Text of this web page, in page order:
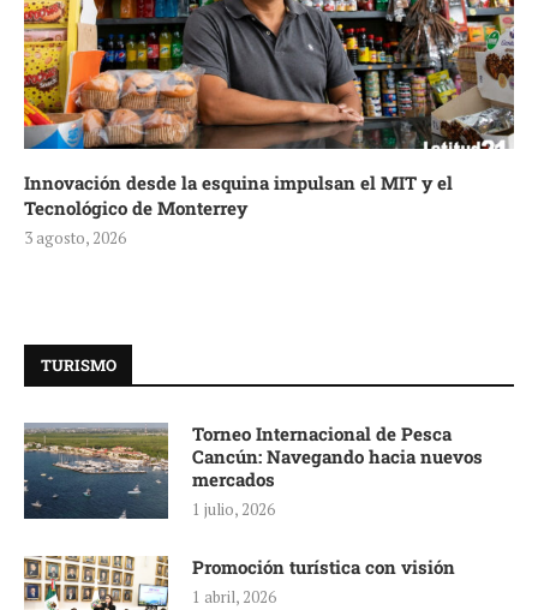
Innovación desde la esquina impulsan el MIT y el
Tecnológico de Monterrey
3 agosto, 2026
TURISMO
Torneo Internacional de Pesca
Cancún: Navegando hacia nuevos
mercados
1 julio, 2026
Promoción turística con visión
1 abril, 2026